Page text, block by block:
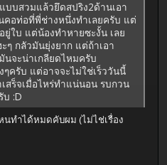
บสวมแล้วยึดสปริง2ด้านเอา
อท่อที่พี่ช่างหนึ่งทำเลยครับ แต่
ใบ แต่น้องทำหายซะงั้น เลย
ๆ กลัวมันยุ่งยาก แต่ถ้าเอา
จะน่าเกลียดไหมครับ
ๆครับ แต่อาจจะไม่ใช่เร็ววันนี้
สร็จเมื่อไหร่ทำแน่นอน รบกวน
:D
ทำได้หมดคับผม (ไม่ไช่เรื่อง